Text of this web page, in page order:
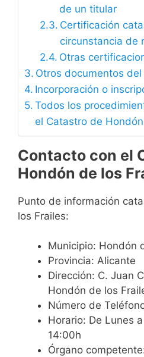
de un titular
Certificación
circunstancia de
Otras
Otros documentos
Incorporación o
Todos los
el Catastro de
Contacto con el
Hondón de los
Punto de información
los Frailes:
Municipio: Hondón
Provincia: Alicante
Dirección: C. Juan
Hondón de los
Número de
Horario: De Lunes
14:00h
Órgano